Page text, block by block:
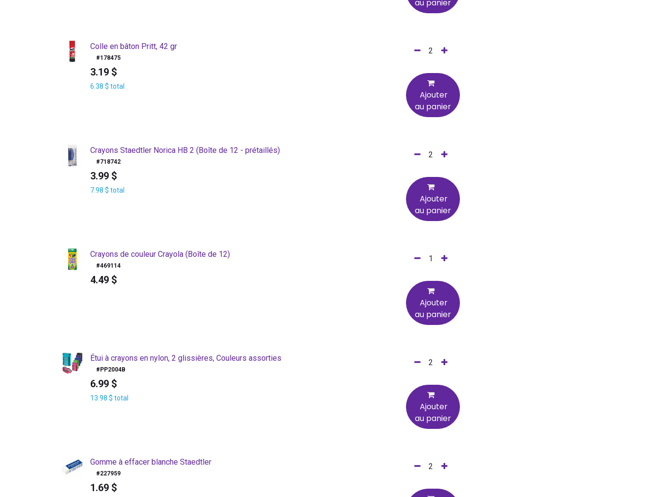
au panier
Colle en bâton Pritt, 42 gr
#178475
3.19 $
6.38 $ total
Ajouter
au panier
Crayons Staedtler Norica HB 2 (Boîte de 12 - prétaillés)
#718742
3.99 $
7.98 $ total
Ajouter
au panier
Crayons de couleur Crayola (Boîte de 12)
#469114
4.49 $
Ajouter
au panier
Étui à crayons en nylon, 2 glissières, Couleurs assorties
#PP2004B
6.99 $
13.98 $ total
Ajouter
au panier
Gomme à effacer blanche Staedtler
#227959
1.69 $